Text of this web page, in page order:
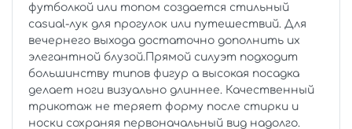
футболкой или топом создается стильный
casual-лук для прогулок или путешествий. Для
вечернего выхода достаточно дополнить их
элегантной блузой.Прямой силуэт подходит
большинству типов фигур а высокая посадка
делает ноги визуально длиннее. Качественный
трикотаж не теряет форму после стирки и
носки сохраняя первоначальный вид надолго.